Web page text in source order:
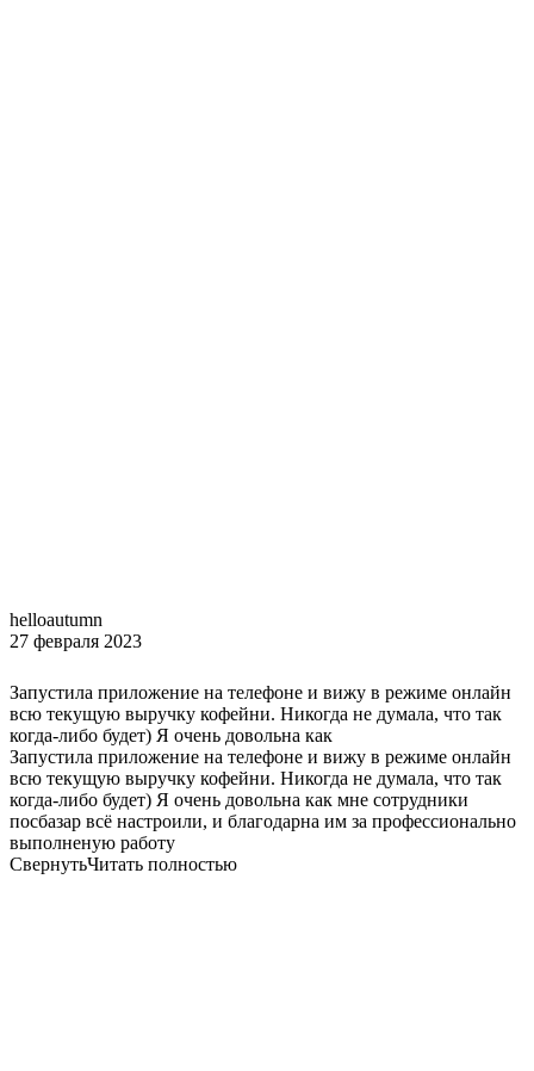
helloautumn
27 февраля 2023
Запустила приложение на телефоне и вижу в режиме онлайн
всю текущую выручку кофейни. Никогда не думала, что так
когда-либо будет) Я очень довольна как
Запустила приложение на телефоне и вижу в режиме онлайн
всю текущую выручку кофейни. Никогда не думала, что так
когда-либо будет) Я очень довольна как мне сотрудники
посбазар всё настроили, и благодарна им за профессионально
выполненую работу
СвернутьЧитать полностью